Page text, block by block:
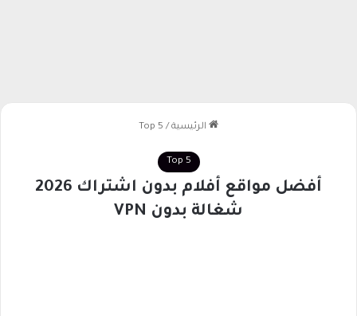
الرئيسية /
Top 5
Top 5
أفضل مواقع أفلام بدون اشتراك 2026
شغالة بدون VPN